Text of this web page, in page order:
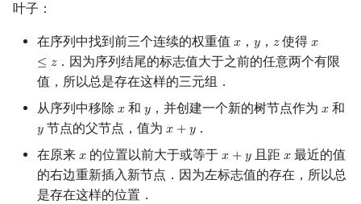
叶子：
在序列中找到前三个连续的权重值 𝑥
x ，𝑦
y， 𝑧
z使得𝑥
≤ 𝑧
x≤
．因为序列结尾的标志值大于之前的任意两个有限
值，所以总是存在这样的三元组．
从序列中移除 𝑥
x 和𝑦
y，并创建一个新的树节点作为 𝑥
x 和
𝑦
y节点的父节点，值为 𝑥 +𝑦
x+y
．
在原来 𝑥
x 的位置以前大于或等于𝑥 +𝑦
x+y 且距 𝑥
x最近的值
的右边重新插入新节点．因为左标志值的存在，所以总
是存在这样的位置．